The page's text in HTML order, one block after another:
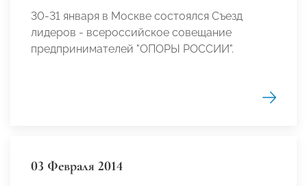
30-31 января в Москве состоялся Съезд
лидеров - всероссийское совещание
предпринимателей "ОПОРЫ РОССИИ".
03 Февраля 2014